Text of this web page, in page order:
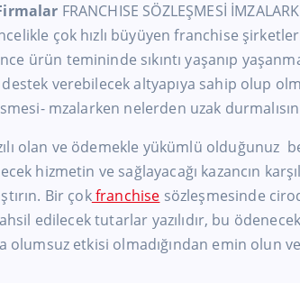
FRANCHISE SÖZLEŞMESİ
çok hızlı büyüyen franchise
ürün temininde sıkıntı yaşanıp
verebilecek altyapıya sahip olup
mzalarken nelerden uzak
olan ve ödemekle yükümlü olduğunuz
hizmetin ve sağlayacağı kazancın
Bir çokfranchise sözleşmesinde
edilecek tutarlar yazılıdır, bu
olumsuz etkisi olmadığından emin olun